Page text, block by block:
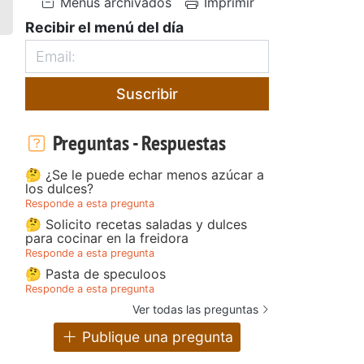
Recibir el menú del día
Suscribir
Preguntas - Respuestas
🤔 ¿Se le puede echar menos azúcar a
los dulces?
Responde a esta pregunta
🤔 Solicito recetas saladas y dulces
para cocinar en la freidora
Responde a esta pregunta
🤔 Pasta de speculoos
Responde a esta pregunta
Ver todas las preguntas
Publique una pregunta